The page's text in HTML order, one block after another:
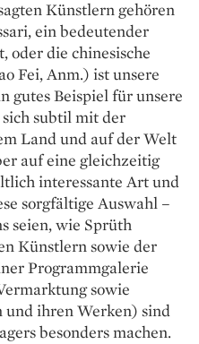
Künstlern gehören
ein bedeutender
oder die chinesische
Fei, Anm.) ist unsere
gutes Beispiel für unsere
subtil mit der
Land und auf der Welt
auf eine gleichzeitig
interessante Art und
sorgfältige Auswahl –
seien, wie Sprüth
Künstlern sowie der
Programm­galerie
sowie
ihren Werken) sind
besonders machen.